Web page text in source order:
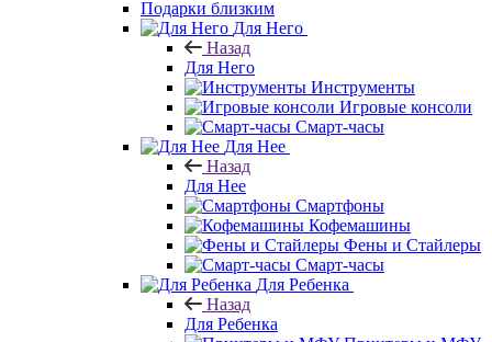
Подарки близким
Для Него
Назад
Для Него
Инструменты
Игровые консоли
Смарт-часы
Для Нее
Назад
Для Нее
Смартфоны
Кофемашины
Фены и Стайлеры
Смарт-часы
Для Ребенка
Назад
Для Ребенка